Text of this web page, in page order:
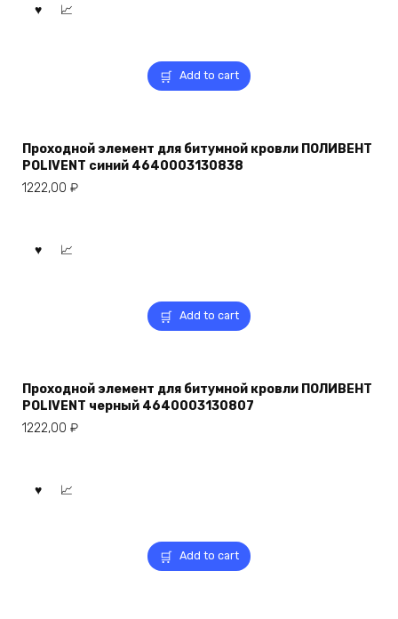
Add to cart
Проходной элемент для битумной кровли ПОЛИВЕНТ
POLIVENT синий 4640003130838
1222,00 ₽
Add to cart
Проходной элемент для битумной кровли ПОЛИВЕНТ
POLIVENT черный 4640003130807
1222,00 ₽
Add to cart